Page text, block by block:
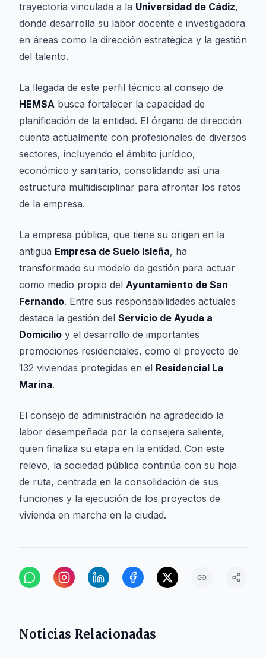
trayectoria vinculada a la Universidad de Cádiz,
donde desarrolla su labor docente e investigadora
en áreas como la dirección estratégica y la gestión
del talento.
La llegada de este perfil técnico al consejo de
HEMSA busca fortalecer la capacidad de
planificación de la entidad. El órgano de dirección
cuenta actualmente con profesionales de diversos
sectores, incluyendo el ámbito jurídico,
económico y sanitario, consolidando así una
estructura multidisciplinar para afrontar los retos
de la empresa.
La empresa pública, que tiene su origen en la
antigua Empresa de Suelo Isleña, ha
transformado su modelo de gestión para actuar
como medio propio del Ayuntamiento de San
Fernando. Entre sus responsabilidades actuales
destaca la gestión del Servicio de Ayuda a
Domicilio y el desarrollo de importantes
promociones residenciales, como el proyecto de
132 viviendas protegidas en el Residencial La
Marina.
El consejo de administración ha agradecido la
labor desempeñada por la consejera saliente,
quien finaliza su etapa en la entidad. Con este
relevo, la sociedad pública continúa con su hoja
de ruta, centrada en la consolidación de sus
funciones y la ejecución de los proyectos de
vivienda en marcha en la ciudad.
Noticias Relacionadas